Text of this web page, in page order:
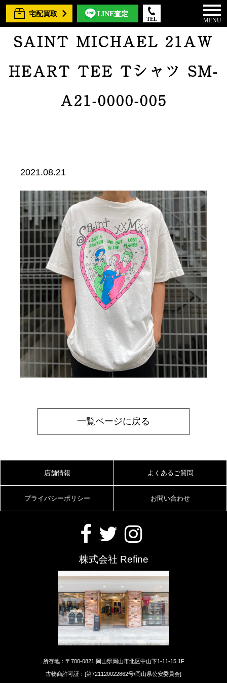
宅配買取 LINE査定
TEL MENU
SAINT MICHAEL 21AW
HEART TEE Tシャツ SM-
A21-0000-005
2021.08.21
一覧ページに戻る
店舗情報 よくあるご質問
プライバシーポリシー お問い合わせ
株式会社 Refine
所存地：〒700-0821 岡山県岡山市北区中山下1-11-15 1F
古物商許可証：[第721120022862号/岡山県公安委員会]